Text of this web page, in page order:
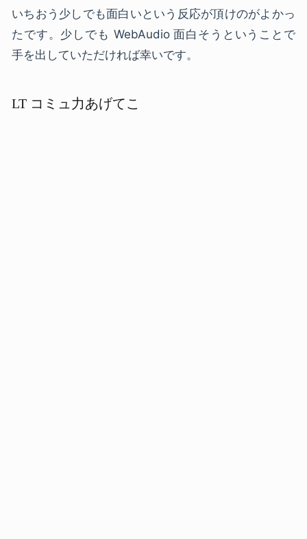
いちおう少しでも面白いという反応が頂けのがよかっ
たです。少しでも WebAudio 面白そうということで
手を出していただければ幸いです。
LT コミュ力あげてこ